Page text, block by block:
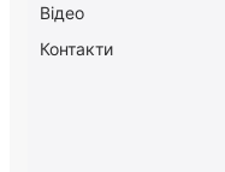
Відео
Контакти